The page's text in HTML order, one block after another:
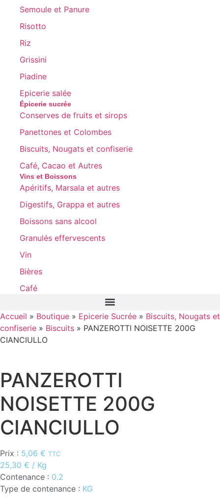
Semoule et Panure
Risotto
Riz
Grissini
Piadine
Epicerie salée
Épicerie sucrée
Conserves de fruits et sirops
Panettones et Colombes
Biscuits, Nougats et confiserie
Café, Cacao et Autres
Vins et Boissons
Apéritifs, Marsala et autres
Digestifs, Grappa et autres
Boissons sans alcool
Granulés effervescents
Vin
Bières
Café
Accueil » Boutique » Epicerie Sucrée » Biscuits, Nougats et
confiserie » Biscuits » PANZEROTTI NOISETTE 200G
CIANCIULLO
PANZEROTTI
NOISETTE 200G
CIANCIULLO
Prix : 5,06 € TTC
25,30 € / Kg
Contenance : 0.2
Type de contenance : KG